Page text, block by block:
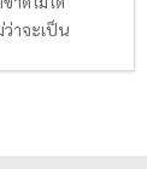
าจะเป็น
, สำนักงาน,
ษในการพิมพ์